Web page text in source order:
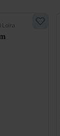
Loira